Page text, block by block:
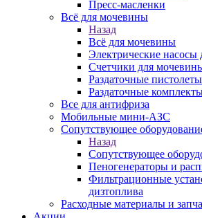
Пресс-масленки
Всё для мочевины
Назад
Всё для мочевины
Электрические
Счетчики для
Раздаточные
Раздаточные
Все для антифриза
Мобильные мини-АЗС
Сопутствующее
Назад
Сопутствующее
Пеногенераторы и
Фильтрационные
дизтоплива
Расходные материалы и